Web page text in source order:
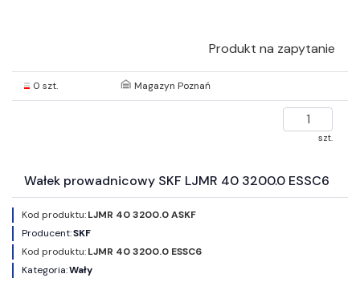
Produkt na zapytanie
0 szt. Magazyn Poznań
szt.
Wałek prowadnicowy SKF LJMR 40 3200.0 ESSC6
Kod produktu:LJMR 40 3200.0 ASKF
Producent:SKF
Kod produktu:LJMR 40 3200.0 ESSC6
Kategoria:Wały